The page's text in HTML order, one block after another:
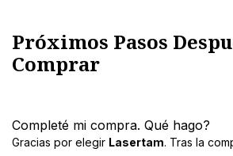
Próximos Pasos
Comprar
Completé mi compra. Qué hago?
Gracias por elegir Lasertam. Tras la
Recuérdame